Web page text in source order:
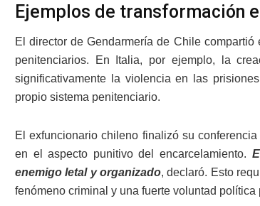
Ejemplos de transformación
El director de Gendarmería de Chile
penitenciarios. En Italia, por ejemplo, la
significativamente la violencia en las
propio sistema penitenciario.
El exfuncionario chileno finalizó su
en el aspecto punitivo del encarcelamiento.
enemigo letal y organizado, declaró. Esto
fenómeno criminal y una fuerte voluntad